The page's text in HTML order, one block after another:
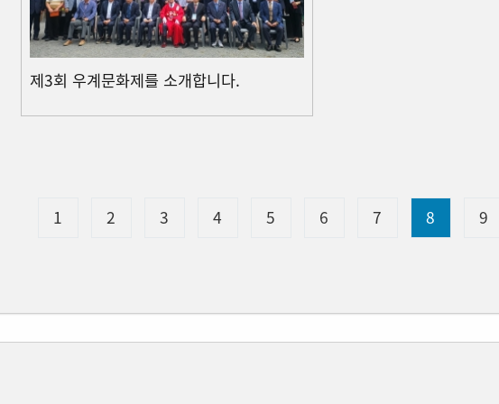
제3회 우계문화제를 소개합니다.
1 2 3 4 5 6 7 8 9